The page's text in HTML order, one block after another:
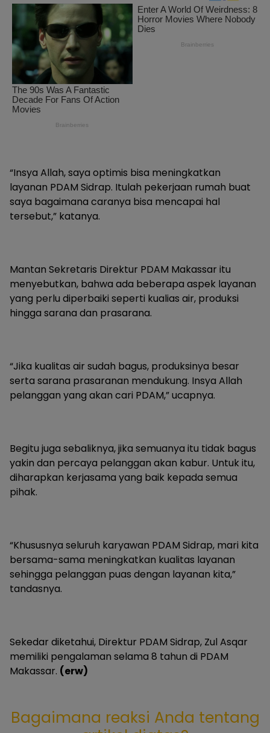
“Insya Allah, saya optimis bisa meningkatkan
layanan PDAM Sidrap. Itulah pekerjaan rumah buat
saya bagaimana caranya bisa mencapai hal
tersebut,” katanya.
Mantan Sekretaris Direktur PDAM Makassar itu
menyebutkan, bahwa ada beberapa aspek layanan
yang perlu diperbaiki seperti kualias air, produksi
hingga sarana dan prasarana.
“Jika kualitas air sudah bagus, produksinya besar
serta sarana prasaranan mendukung. Insya Allah
pelanggan yang akan cari PDAM,” ucapnya.
Begitu juga sebaliknya, jika semuanya itu tidak bagus
yakin dan percaya pelanggan akan kabur. Untuk itu,
diharapkan kerjasama yang baik kepada semua
pihak.
“Khususnya seluruh karyawan PDAM Sidrap, mari kita
bersama-sama meningkatkan kualitas layanan
sehingga pelanggan puas dengan layanan kita,”
tandasnya.
Sekedar diketahui, Direktur PDAM Sidrap, Zul Asqar
memiliki pengalaman selama 8 tahun di PDAM
Makassar. (erw)
Bagaimana reaksi Anda tentang